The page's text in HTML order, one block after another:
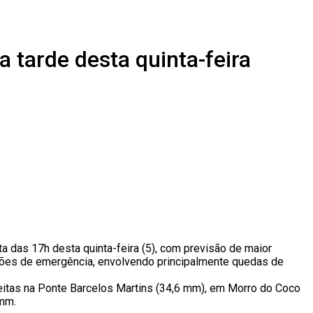
tarde desta quinta-feira
das 17h desta quinta-feira (5), com previsão de maior
de emergência, envolvendo principalmente quedas de
na Ponte Barcelos Martins (34,6 mm), em Morro do Coco